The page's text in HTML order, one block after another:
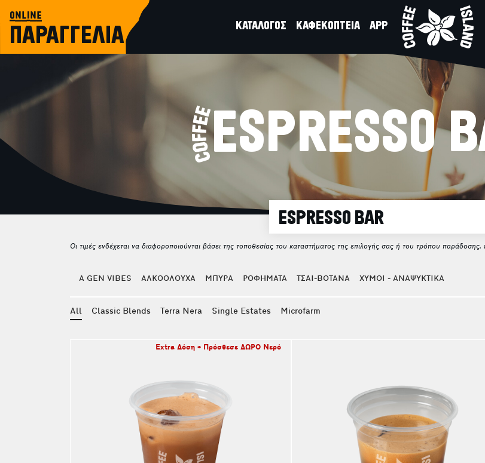
online
ΠΑΡΑΓΓΕΛΙΑ ΚΑΤΑΛΟΓΟΣ ΚΑΦΕΚΟΠΤΕΙΑ APP
ESPRESSO
ESPRESSO BAR
Οι τιμές ενδέχεται να διαφοροποιούνται βάσει της τοποθεσίας του καταστήματος της επιλογής σας ή του τρόπου
A GEN VIBES ΑΛΚΟΟΛΟΥΧΑ ΜΠΥΡΑ ΡΟΦΗΜΑΤΑ ΤΣΑΙ-ΒΟΤΑΝΑ ΧΥΜΟΙ - ΑΝΑΨΥΚΤΙΚΑ
All Classic Blends Terra Nera Single Estates Microfarm
Extra Δόση + Πρόσθεσε ΔΩΡΟ Νερό